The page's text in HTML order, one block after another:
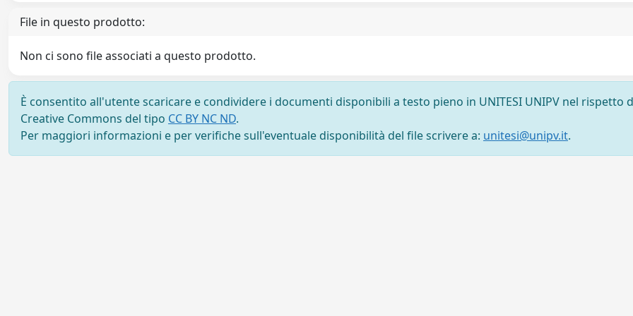
File in questo prodotto:
Non ci sono file associati a questo prodotto.
È consentito all'utente scaricare e condividere i documenti disponibili a testo pieno in UNITESI UNIPV nel rispetto
Creative Commons del tipo CC BY NC ND.
Per maggiori informazioni e per verifiche sull'eventuale disponibilità del file scrivere a: unitesi@unipv.it.